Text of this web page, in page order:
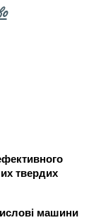
твердих
машини